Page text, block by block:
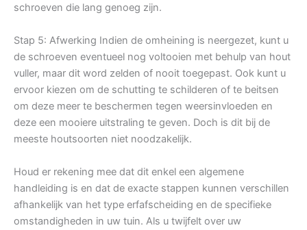
schroeven die lang genoeg zijn.
Stap 5: Afwerking Indien de omheining is neergezet, kunt u
de schroeven eventueel nog voltooien met behulp van hout
vuller, maar dit word zelden of nooit toegepast. Ook kunt u
ervoor kiezen om de schutting te schilderen of te beitsen
om deze meer te beschermen tegen weersinvloeden en
deze een mooiere uitstraling te geven. Doch is dit bij de
meeste houtsoorten niet noodzakelijk.
Houd er rekening mee dat dit enkel een algemene
handleiding is en dat de exacte stappen kunnen verschillen
afhankelijk van het type erfafscheiding en de specifieke
omstandigheden in uw tuin. Als u twijfelt over uw